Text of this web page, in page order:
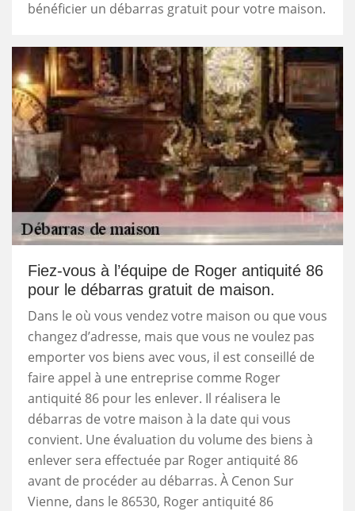
bénéficier un débarras gratuit pour votre maison.
Fiez-vous à l’équipe de Roger antiquité 86
pour le débarras gratuit de maison.
Dans le où vous vendez votre maison ou que vous
changez d’adresse, mais que vous ne voulez pas
emporter vos biens avec vous, il est conseillé de
faire appel à une entreprise comme Roger
antiquité 86 pour les enlever. Il réalisera le
débarras de votre maison à la date qui vous
convient. Une évaluation du volume des biens à
enlever sera effectuée par Roger antiquité 86
avant de procéder au débarras. À Cenon Sur
Vienne, dans le 86530, Roger antiquité 86